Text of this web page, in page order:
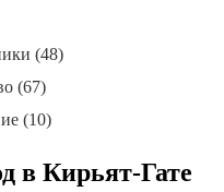
(48)
(67)
(10)
в Кирьят-Гате